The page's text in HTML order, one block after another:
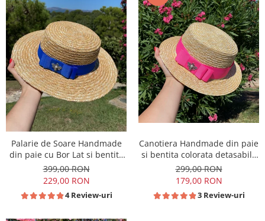
Palarie de Soare Handmade
din paie cu Bor Lat si bentita
colorata detasabila
399,00 RON
229,00 RON
4 Review-uri
Canotiera Handmade din paie
si bentita colorata detasabila
la alegere
299,00 RON
179,00 RON
3 Review-uri